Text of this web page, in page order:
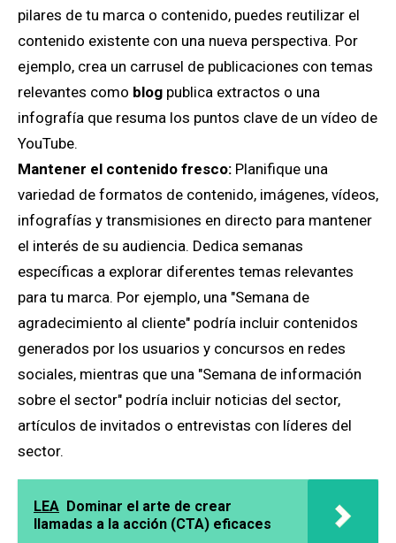
pilares de tu marca o contenido, puedes reutilizar el
contenido existente con una nueva perspectiva. Por
ejemplo, crea un carrusel de publicaciones con temas
relevantes como blog publica extractos o una
infografía que resuma los puntos clave de un vídeo de
YouTube.
Mantener el contenido fresco: Planifique una
variedad de formatos de contenido, imágenes, vídeos,
infografías y transmisiones en directo para mantener
el interés de su audiencia. Dedica semanas
específicas a explorar diferentes temas relevantes
para tu marca. Por ejemplo, una "Semana de
agradecimiento al cliente" podría incluir contenidos
generados por los usuarios y concursos en redes
sociales, mientras que una "Semana de información
sobre el sector" podría incluir noticias del sector,
artículos de invitados o entrevistas con líderes del
sector.
LEA Dominar el arte de crear
llamadas a la acción (CTA) eficaces